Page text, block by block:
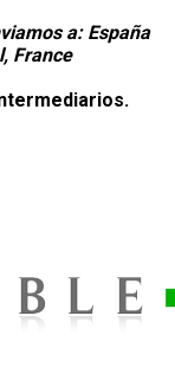
a: España
France